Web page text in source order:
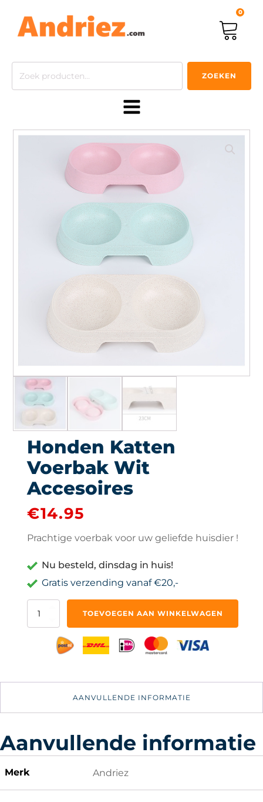
0
Zoeken
ZOEKEN
Honden Katten
Voerbak Wit
Accesoires
€14.95
Prachtige voerbak voor uw geliefde huisdier !
Nu besteld, dinsdag in huis!
Gratis verzending vanaf €20,-
Honden
Accesoires
TOEVOEGEN AAN WINKELWAGEN
AANVULLENDE INFORMATIE
Aanvullende informatie
Merk Andriez